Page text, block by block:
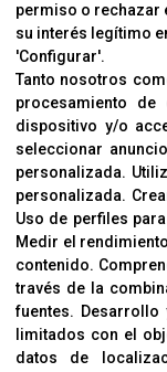
CORVER
Aviso Legal
Sobre Nosotros
Cookies
Política De
OFICINAS
C/
Gavà (Barcelona)
CONTACTO
permiso o rechazar
su interés legítimo
'Configurar'.
Tanto nosotros
procesamiento de
dispositivo y/o
seleccionar
personalizada.
personalizada.
Uso de perfiles
Medir el
contenido.
través de la
fuentes.
limitados con el
datos de